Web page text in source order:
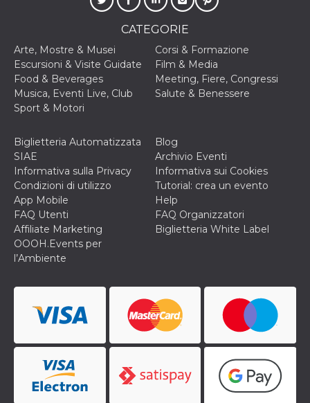
CATEGORIE
Arte, Mostre & Musei
Corsi & Formazione
Escursioni & Visite Guidate
Film & Media
Food & Beverages
Meeting, Fiere, Congressi
Musica, Eventi Live, Club
Salute & Benessere
Sport & Motori
Biglietteria Automatizzata
SIAE
Blog
Archivio Eventi
Informativa sulla Privacy
Informativa sui Cookies
Condizioni di utilizzo
Tutorial: crea un evento
App Mobile
Help
FAQ Utenti
FAQ Organizzatori
Affiliate Marketing
Biglietteria White Label
OOOH.Events per
l’Ambiente